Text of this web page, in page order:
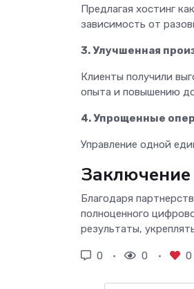
Предлагая хостинг
зависимость от
3. Улучшенная
Клиенты получили
опыта и повышению
4. Упрощенные
Управление одной
Заключение
Благодаря
полноценного
результаты,
0 0 0